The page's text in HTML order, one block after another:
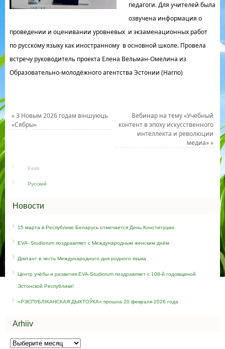
педагоги. Для учителей была
озвучена информация о
проведении и оценивании уровневых и экзаменационных работ
по русскому языку как иностранному в основной школе. Провела
встречу руководитель проекта Елена Вельман-Омелина из
Образовательно-молодёжного агентства Эстонии (Harno)
«З Новым 2026 годам вiншуюць
«Сябры»
Вебинар на тему «Учебный
контент в эпоху искусственного
интеллекта и революции
медиа»»
Eesti
Русский
Новости
15 марта в Республике Беларусь отмечается День Конституции.
EVA- Studiorum поздравляет c Международным женским днём
Диктант в честь Международного дня родного языка
Центр учёбы и развития EVA-Studiorum поздравляет с 108-й годовщиной
Эстонской Республики!
«РЭСПУБЛІКАНСКАЯ ДЫКТОЎКА» прошла 20 февраля 2026 года
Arhiiv